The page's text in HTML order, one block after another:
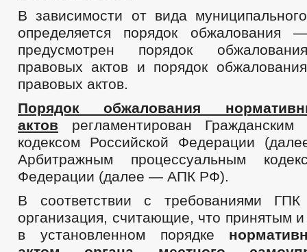
Прием граждан
Обращение к главе
График приема граждан
Обзоры обращений граждан
Порядок рассмотрения обращений
Регламент рассмотрения обращений
В зависимости от вида
определяется порядок обжалования
предусмотрен порядок
правовых актов и порядок
правовых актов.
Порядок обжалования
актов регламентирован Гражданским
кодексом Российской Федерации
Арбитражным процессуальным
Федерации (далее — АПК РФ).
В соответствии с требованиями
организация, считающие, что принятым
в установленном порядке